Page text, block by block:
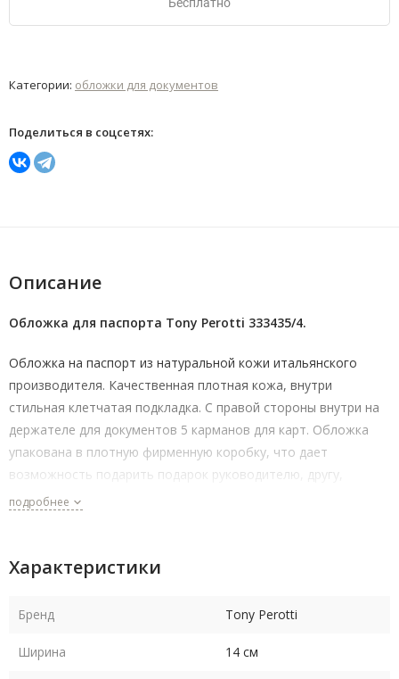
Категории: обложки для документов
Поделиться в соцсетях:
Описание
Обложка для паспорта Tony Perotti 333435/4.
Обложка на паспорт из натуральной кожи итальянского
производителя. Качественная плотная кожа, внутри
стильная клетчатая подкладка. С правой стороны внутри на
держателе для документов 5 карманов для карт. Обложка
упакована в плотную фирменную коробку, что дает
возможность подарить подарок руководителю, другу,
подруге.
подробнее
Характеристики
Бренд Tony Perotti
Ширина 14 см